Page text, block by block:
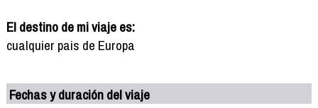
El destino de mi viaje es:
cualquier pais de Europa
Fechas y duración del viaje